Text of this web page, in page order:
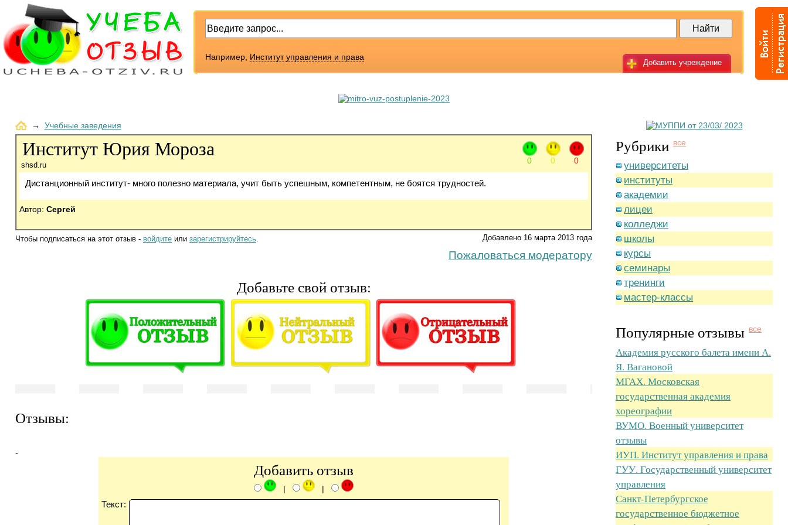
Добавить учреждение
Например, Институт управления и права
→ Учебные заведения
0 0 0
Институт Юрия Мороза
shsd.ru
Дистанционный институт- много полезно материала, учит быть успешным, компетентным, не боятся трудностей.
Автор: Сергей
Добавлено 16 марта 2013 года
Пожаловаться модератору
Чтобы подписаться на этот отзыв - войдите или зарегистрируйтесь.
Добавьте свой отзыв:
Отзывы:
-
Добавить отзыв
| |
Текст:
Рубрики все
университеты
институты
академии
лицеи
колледжи
школы
курсы
семинары
тренинги
мастер-классы
Популярные отзывы все
Академия русского балета имени А.
Я. Вагановой
МГАХ. Московская
государственная академия
хореографии
ВУМО. Военный университет
отзывы
ИУП. Институт управления и права
ГУУ. Государственный университет
управления
Санкт-Петербургское
государственное бюджетное